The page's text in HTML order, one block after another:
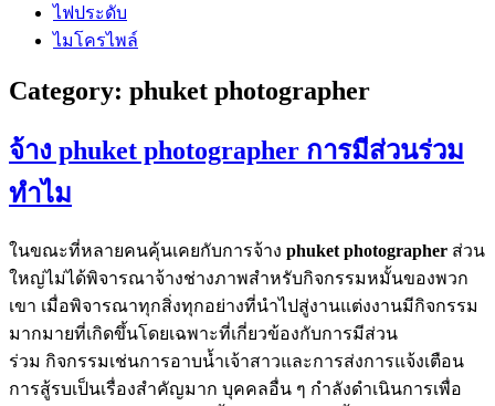
ไฟประดับ
ไมโครไพล์
Category: phuket photographer
จ้าง phuket photographer การมีส่วนร่วม
ทำไม
ในขณะที่หลายคนคุ้นเคยกับการจ้าง phuket photographer ส่วน
ใหญ่ไม่ได้พิจารณาจ้างช่างภาพสำหรับกิจกรรมหมั้นของพวก
เขา เมื่อพิจารณาทุกสิ่งทุกอย่างที่นำไปสู่งานแต่งงานมีกิจกรรม
มากมายที่เกิดขึ้นโดยเฉพาะที่เกี่ยวข้องกับการมีส่วน
ร่วม กิจกรรมเช่นการอาบน้ำเจ้าสาวและการส่งการแจ้งเตือน
การสู้รบเป็นเรื่องสำคัญมาก บุคคลอื่น ๆ กำลังดำเนินการเพื่อ